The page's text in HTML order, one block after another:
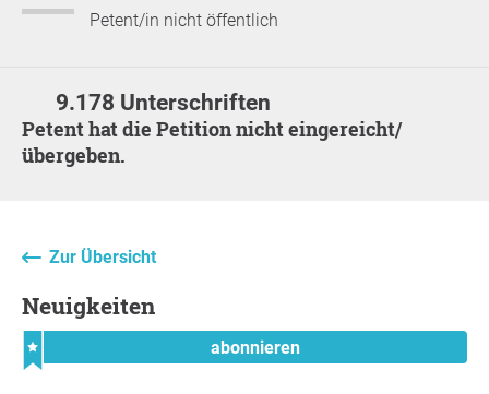
Petent/in nicht öffentlich
9.178 Unterschriften
Petent hat die Petition nicht eingereicht/
übergeben.
Zur Übersicht
Neuigkeiten
abonnieren